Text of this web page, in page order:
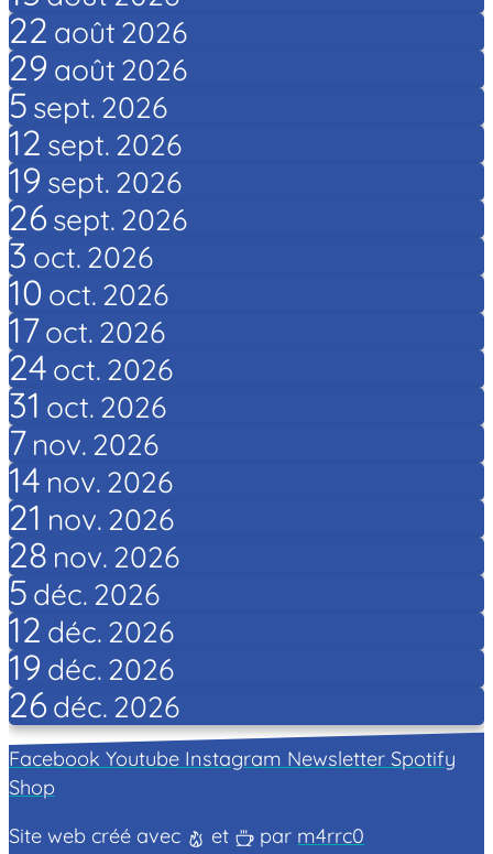
22 août 2026
29 août 2026
5 sept. 2026
12 sept. 2026
19 sept. 2026
26 sept. 2026
3 oct. 2026
10 oct. 2026
17oct. 2026
24 oct. 2026
31 oct. 2026
7 nov. 2026
14 nov. 2026
21 nov. 2026
28 nov. 2026
5 déc. 2026
12 déc. 2026
19 déc. 2026
26 déc. 2026
Facebook Youtube Instagram Newsletter Spotify
Shop
Site web créé avec
et par m4rrc0